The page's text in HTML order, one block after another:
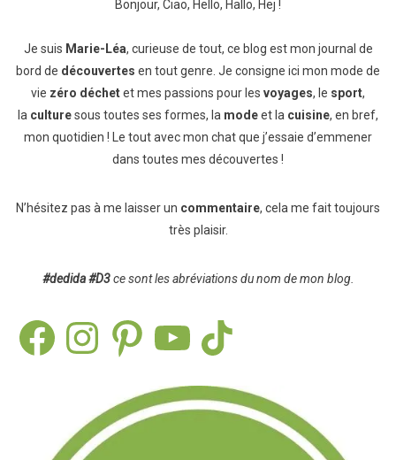
Bonjour, Ciao, Hello, Hallo, Hej !
Je suis Marie-Léa, curieuse de tout, ce blog est mon journal de
bord de découvertes en tout genre. Je consigne ici mon mode de
vie zéro déchetet mes passions pour les voyages, le sport,
la culturesous toutes ses formes, la modeet la cuisine, en bref,
mon quotidien ! Le tout avec mon chat que j’essaie d’emmener
dans toutes mes découvertes !
N’hésitez pas à me laisser un commentaire, cela me fait toujours
très plaisir.
#dedida #D3ce sont les abréviations du nom de mon blog.
FacebookInstagramPinterest TikTok